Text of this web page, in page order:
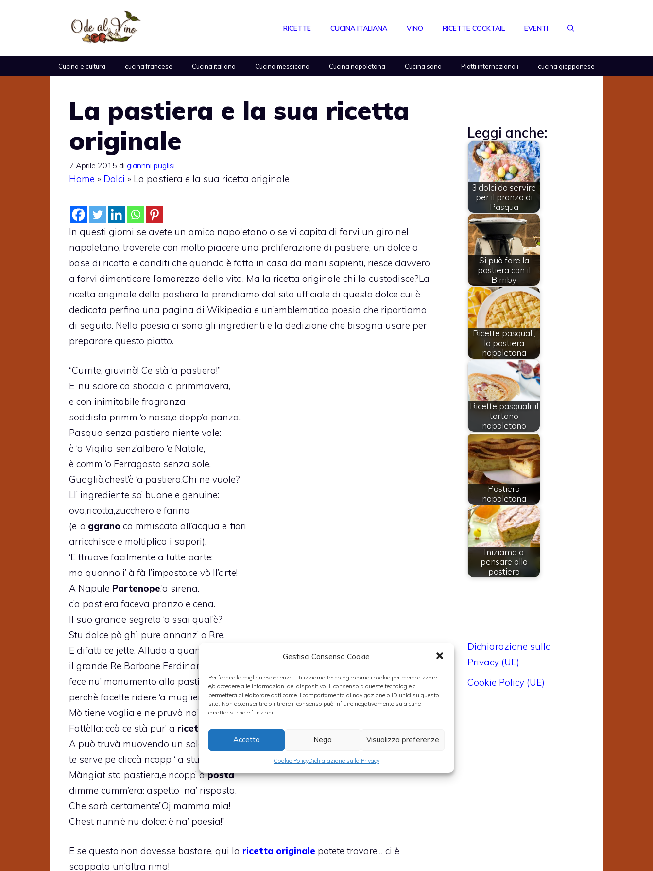
Gestisci Consenso Cookie
Per fornire le migliori esperienze, utilizziamo tecnologie come i cookie per memorizzare
e/o accedere alle informazioni del dispositivo. Il consenso a queste tecnologie ci
permetterà di elaborare dati come il comportamento di navigazione o ID unici su questo
sito. Non acconsentire o ritirare il consenso può influire negativamente su alcune
caratteristiche e funzioni.
Accetta Nega Visualizza preferenze
Cookie PolicyDichiarazione sulla Privacy
RICETTE CUCINA ITALIANA VINO RICETTE COCKTAIL EVENTI
Cucina e cultura cucina francese Cucina italiana Cucina messicana Cucina napoletana Cucina sana Piatti internazionali cucina giapponese
La pastiera e la sua ricetta
originale
7 Aprile 2015 di giannni puglisi
Home » Dolci » La pastiera e la sua ricetta originale
In questi giorni se avete un amico napoletano o se vi capita di farvi un giro nel
napoletano, troverete con molto piacere una proliferazione di pastiere, un dolce a
base di ricotta e canditi che quando è fatto in casa da mani sapienti, riesce davvero
a farvi dimenticare l’amarezza della vita. Ma la ricetta originale chi la custodisce?La
ricetta originale della pastiera la prendiamo dal sito ufficiale di questo dolce cui è
dedicata perfino una pagina di Wikipedia e un’emblematica poesia che riportiamo
di seguito. Nella poesia ci sono gli ingredienti e la dedizione che bisogna usare per
preparare questo piatto.
“Currite, giuvinò! Ce stà ‘a pastiera!”
E’ nu sciore ca sboccia a primmavera,
e con inimitabile fragranza
soddisfa primm ‘o naso,e dopp’a panza.
Pasqua senza pastiera niente vale:
è ‘a Vigilia senz’albero ‘e Natale,
è comm ‘o Ferragosto senza sole.
Guagliò,chest’è ‘a pastiera.Chi ne vuole?
Ll’ ingrediente so’ buone e genuine:
ova,ricotta,zucchero e farina
(e’ o ggrano ca mmiscato all’acqua e’ fiori
arricchisce e moltiplica i sapori).
‘E ttruove facilmente a tutte parte:
ma quanno i’ à fà l’imposto,ce vò ll’arte!
A Napule Partenope,’a sirena,
c’a pastiera faceva pranzo e cena.
Il suo grande segreto ‘o ssai qual’è?
Stu dolce pò ghì pure annanz’ o Rre.
E difatti ce jette. Alludo a quando
il grande Re Borbone Ferdinando
fece nu’ monumento alla pastiera,
perchè facette ridere ‘a mugliera.
Mò tiene voglia e ne pruvà na’ fetta?
Fattèlla: ccà ce stà pur’ a ricetta .
A può truvà muovendo un solo dito:
te serve pe cliccà ncopp ‘ a stu sito.
Màngiat sta pastiera,e ncopp’ aposta
dimme cumm’era: aspetto na’ risposta.
Che sarà certamente”Oj mamma mia!
Chest nunn’è nu dolce: è na’ poesia!”
E se questo non dovesse bastare, qui la ricetta originale potete trovare… ci è
scappata un’altra rima!
Leggi anche:
3 dolci da servire
per il pranzo di
Pasqua
Si può fare la
pastiera con il
Bimby
Ricette pasquali,
la pastiera
napoletana
Ricette pasquali, il
tortano
napoletano
Pastiera
napoletana
Iniziamo a
pensare alla
pastiera
Dichiarazione sulla
Privacy (UE)
Cookie Policy (UE)